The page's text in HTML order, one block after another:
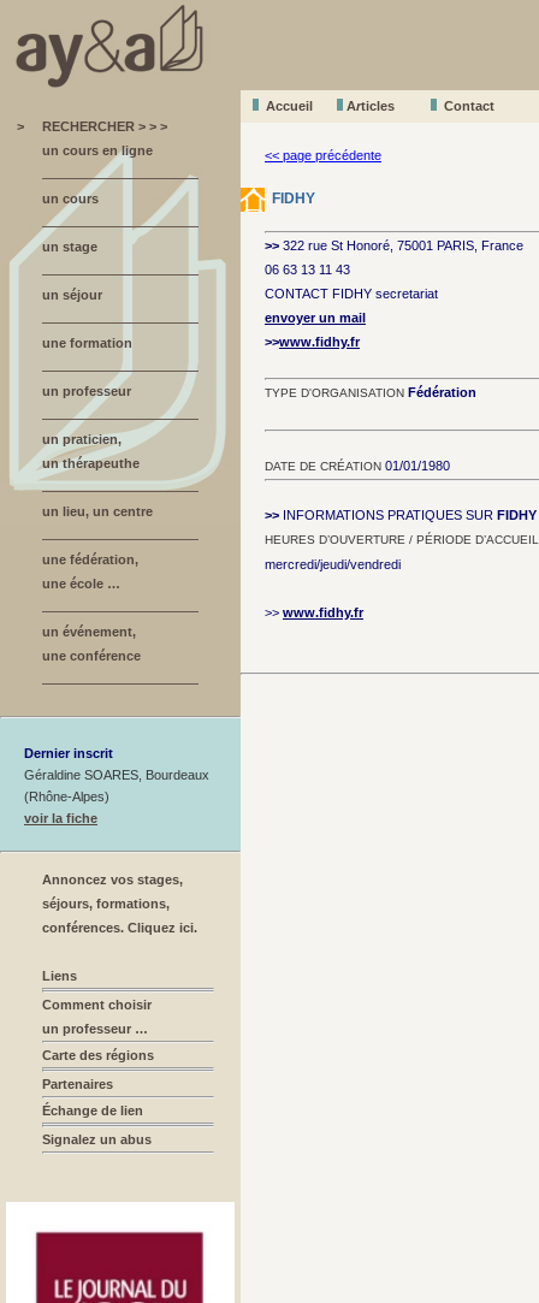
Accueil Articles
Contact
>
RECHERCHER > > >
un cours en ligne
un cours
un stage
un séjour
une formation
un professeur
un praticien,
un thérapeuthe
un lieu, un centre
une fédération,
une école …
un événement,
une conférence
Dernier inscrit
Géraldine SOARES, Bourdeaux
(Rhône-Alpes)
voir la fiche
Annoncez vos stages,
séjours, formations,
conférences. Cliquez ici.
Liens
Comment choisir
un professeur …
Carte des régions
Partenaires
Échange de lien
Signalez un abus
<< page précédente
FIDHY
>> 322 rue St Honoré, 75001 PARIS, France
06 63 13 11 43
CONTACT FIDHY secretariat
envoyer un mail
>>www.fidhy.fr
TYPE D'ORGANISATION Fédération
DATE DE CRÉATION 01/01/1980
>> INFORMATIONS PRATIQUES SUR FIDHY
HEURES D’OUVERTURE / PÉRIODE D’ACCUEIL
mercredi/jeudi/vendredi
>> www.fidhy.fr